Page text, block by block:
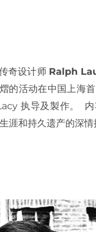
奇设计师 Ralph
的活动在中国上海
执导及製作。
和持久遗产的深情